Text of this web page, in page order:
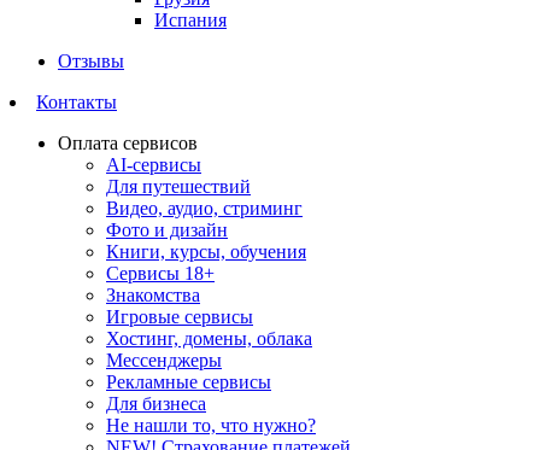
Испания
Отзывы
Контакты
Оплата сервисов
AI-сервисы
Для путешествий
Видео, аудио, стриминг
Фото и дизайн
Книги, курсы, обучения
Сервисы 18+
Знакомства
Игровые сервисы
Хостинг, домены, облака
Мессенджеры
Рекламные сервисы
Для бизнеса
Не нашли то, что нужно?